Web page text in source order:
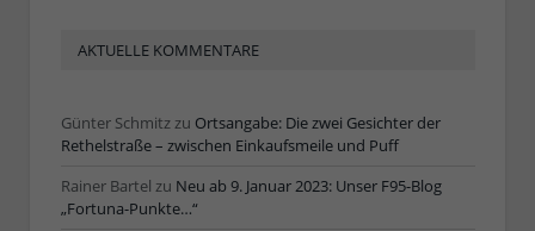
AKTUELLE KOMMENTARE
Günter Schmitzzu Ortsangabe: Die zwei Gesichter der
Rethelstraße – zwischen Einkaufsmeile und Puff
Rainer Bartel zu Neu ab 9. Januar 2023: Unser F95-Blog
„Fortuna-Punkte…“